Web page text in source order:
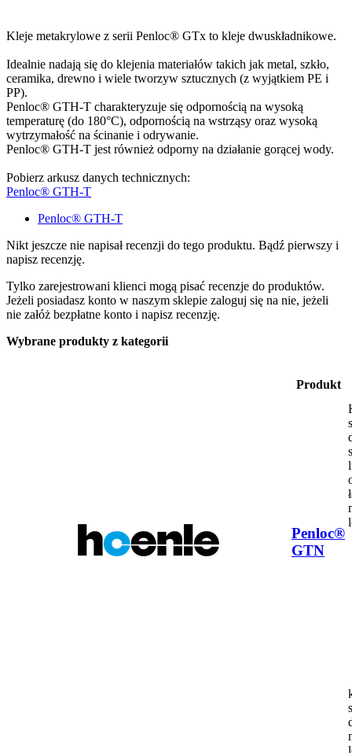
Kleje metakrylowe z serii Penloc® GTx to kleje dwuskładnikowe.
Idealnie nadają się do klejenia materiałów takich jak metal, szkło,
ceramika, drewno i wiele tworzyw sztucznych (z wyjątkiem PE i
PP).
Penloc® GTH-T charakteryzuje się odpornością na wysoką
temperaturę (do 180°C), odpornością na wstrząsy oraz wysoką
wytrzymałość na ścinanie i odrywanie.
Penloc® GTH-T jest również odporny na działanie gorącej wody.
Pobierz arkusz danych technicznych:
Penloc® GTH-T
Penloc® GTH-T
Nikt jeszcze nie napisał recenzji do tego produktu. Bądź pierwszy i
napisz recenzję.
Tylko zarejestrowani klienci mogą pisać recenzje do produktów.
Jeżeli posiadasz konto w naszym sklepie zaloguj się na nie, jeżeli
nie załóż bezpłatne konto i napisz recenzję.
Wybrane produkty z kategorii
Produkt
Penloc®
GTN